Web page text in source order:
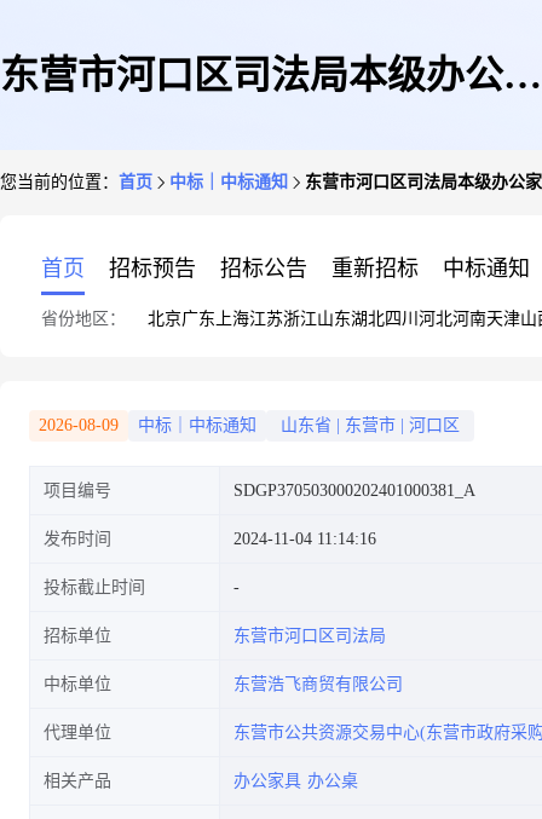
东营市河口区司法局本级办公家
您当前的位置： 首页 中标｜中标通知 东营市河口区司法局本级办公
首页 招标预告 招标公告 重新招标 中标通知
省份地区： 北京广东 上海江苏浙江山东湖北四川 河北河南天津山
2026-08-09 中标｜中标通知 山东省 东营市 河口区
项目编号 SDGP370503000202401000381_A
发布时间 2024-11-04 11:14:16
投标截止时间
招标单位 东营市河口区司法局
中标单位 东营浩飞商贸有限公司
代理单位 东营市公共资源交易中心(东营市政府采
相关产品 办公家具 办公桌